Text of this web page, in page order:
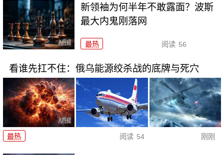
新领袖为何半年不敢露面？波斯
最大内鬼刚落网
最热 阅读 56
看谁先扛不住：俄乌能源绞杀战的底牌与死穴
最热 阅读 54 刚刚